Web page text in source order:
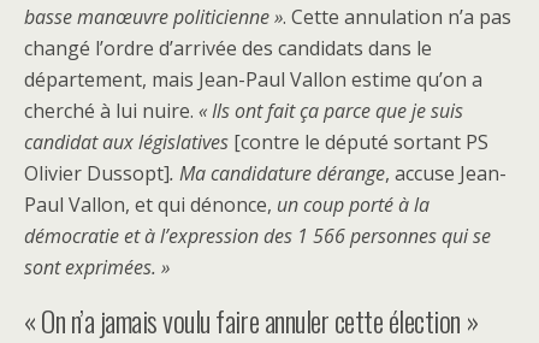
basse manœuvrepoliticienne ». Cette annulation n’a pas
changé l’ordre d’arrivée des candidats dans le
département, mais Jean-Paul Vallon estime qu’on a
cherché à lui nuire. « Ils ont fait ça parce que je suis
candidat aux législatives [contre le député sortant PS
Olivier Dussopt]. Ma candidature dérange, accuse Jean-
Paul Vallon, et qui dénonce, un coup porté à la
démocratie et à l’expression des 1 566 personnes qui se
sont exprimées. »
« On n’a jamais voulu faire annuler cette élection »